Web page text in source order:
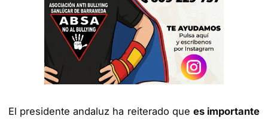
El presidente andaluz ha reiterado que es importante